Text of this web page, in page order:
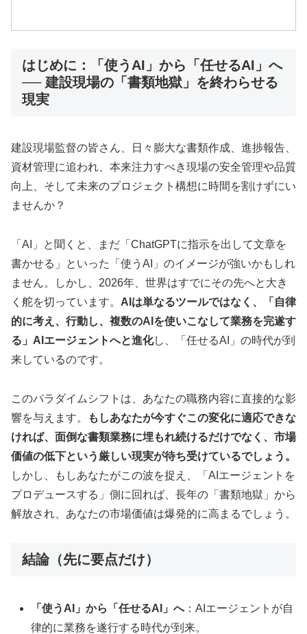
はじめに：「使うAI」から「任せるAI」へ
── 建設現場の「書類地獄」を終わらせる
現実
建設現場監督の皆さん、日々膨大な書類作成、進捗報告、
資材管理に追われ、本来注力すべき現場の安全管理や品質
向上、そして未来のプロジェクト構想に時間を割けずにい
ませんか？
「AI」と聞くと、まだ「ChatGPTに指示を出して文章を
書かせる」といった「使うAI」のイメージが強いかもしれ
ません。しかし、2026年、世界はすでにその先へと大き
く舵を切っています。 AIは単なるツールではなく、「自律
的に考え、行動し、複数のAIを使いこなして業務を完遂す
る」AIエージェントへと進化し、「任せるAI」の時代が到
来しているのです。
このパラダイムシフトは、あなたの職務内容に直接的な影
響を与えます。
もしあなたが今すぐこの変化に適応できな
ければ、面倒な書類業務に埋もれ続けるだけでなく、市場
価値の低下という厳しい現実が待ち受けているでしょう。
しかし、もしあなたがこの波を捉え、「AIエージェントを
プロデュースする」側に回れば、長年の「書類地獄」から
解放され、あなたの市場価値は爆発的に高まるでしょう。
結論（先に要点だけ）
「使うAI」から「任せるAI」へ：AIエージェントが自
律的に業務を遂行する時代が到来。